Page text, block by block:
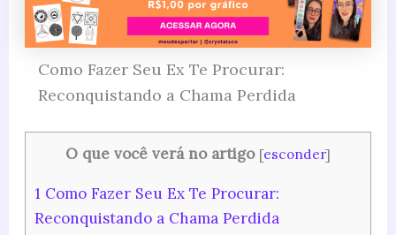
Como Fazer Seu Ex Te Procurar:
Reconquistando a Chama Perdida
O que você verá no artigo [esconder]
1Como Fazer Seu Ex Te Procurar:
Reconquistando a Chama Perdida